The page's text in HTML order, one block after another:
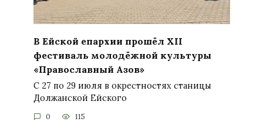
В Ейской епархии прошёл XII
фестиваль молодёжной культуры
«Православный Азов»
С 27 по 29 июля в окрестностях станицы
Должанской Ейского
0 115